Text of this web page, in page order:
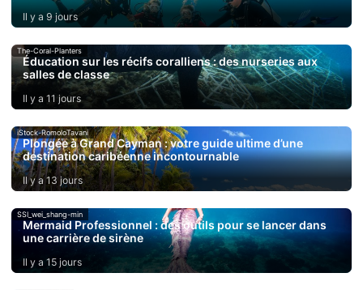
Il y a 9 jours
The-Coral-Planters
Éducation sur les récifs coralliens : des nurseries aux
salles de classe
Il y a 11 jours
iStock-RomoloTavani
Plongée à Grand Cayman : votre guide ultime d’une
destination caribéenne incontournable
Il y a 13 jours
SSI_wei_shang-min
Mermaid Professionnel : des outils pour se lancer dans
une carrière de sirène
Il y a 15 jours